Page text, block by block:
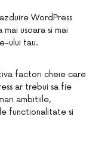
WordPress
usoara si mai
ului tau.
factori cheie care
ar trebui sa fie
ambitiile,
functionalitate si